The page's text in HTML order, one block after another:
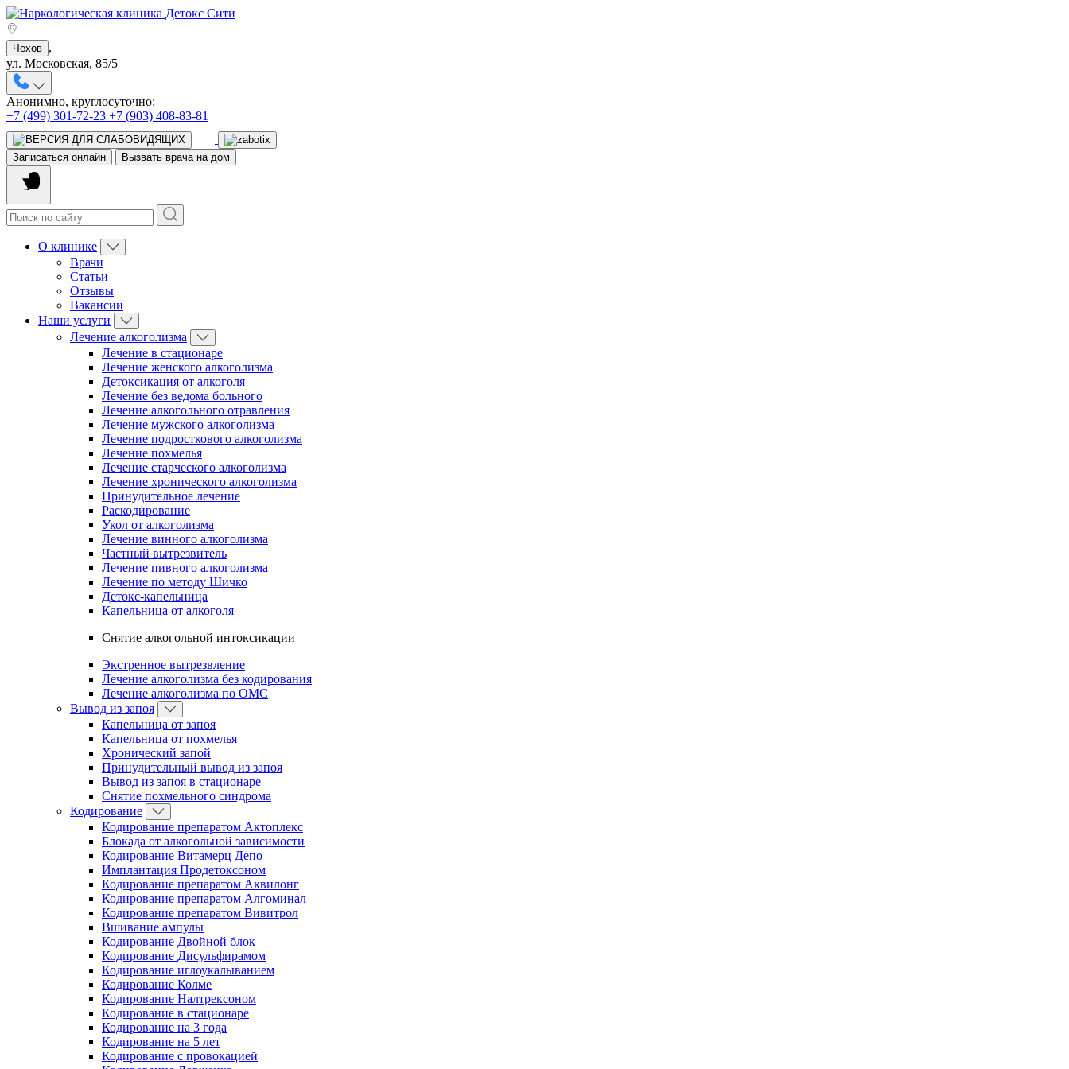
Чехов ,
ул. Московская, 85/5
Анонимно, круглосуточно:
+7 (499) 301-72-23 +7 (903) 408-83-81
Записаться онлайн Вызвать врача на дом
О клинике
Врачи
Статьи
Отзывы
Вакансии
Наши услуги
Лечение алкоголизма
Лечение в стационаре
Лечение женского алкоголизма
Детоксикация от алкоголя
Лечение без ведома больного
Лечение алкогольного отравления
Лечение мужского алкоголизма
Лечение подросткового алкоголизма
Лечение похмелья
Лечение старческого алкоголизма
Лечение хронического алкоголизма
Принудительное лечение
Раскодирование
Укол от алкоголизма
Лечение винного алкоголизма
Частный вытрезвитель
Лечение пивного алкоголизма
Лечение по методу Шичко
Детокс-капельница
Капельница от алкоголя
Снятие алкогольной интоксикации
Экстренное вытрезвление
Лечение алкоголизма без кодирования
Лечение алкоголизма по ОМС
Вывод из запоя
Капельница от запоя
Капельница от похмелья
Хронический запой
Принудительный вывод из запоя
Вывод из запоя в стационаре
Снятие похмельного синдрома
Кодирование
Кодирование препаратом Актоплекс
Блокада от алкогольной зависимости
Кодирование Витамерц Депо
Имплантация Продетоксоном
Кодирование препаратом Аквилонг
Кодирование препаратом Алгоминал
Кодирование препаратом Вивитрол
Вшивание ампулы
Кодирование Двойной блок
Кодирование Дисульфирамом
Кодирование иглоукалыванием
Кодирование Колме
Кодирование Налтрексоном
Кодирование в стационаре
Кодирование на 3 года
Кодирование на 5 лет
Кодирование с провокацией